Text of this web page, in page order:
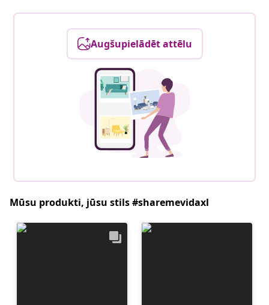
Augšupielādēt attēlu
Mūsu produkti, jūsu stils #sharemevidaxl